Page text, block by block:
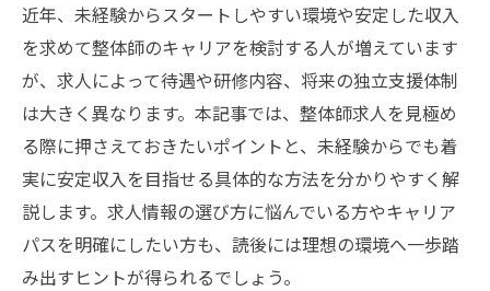
近年、未経験からスタートしやすい環境や安定した収入
を求めて整体師のキャリアを検討する人が増えています
が、求人によって待遇や研修内容、将来の独立支援体制
は大きく異なります。本記事では、整体師求人を見極め
る際に押さえておきたいポイントと、未経験からでも着
実に安定収入を目指せる具体的な方法を分かりやすく解
説します。求人情報の選び方に悩んでいる方やキャリア
パスを明確にしたい方も、読後には理想の環境へ一歩踏
み出すヒントが得られるでしょう。